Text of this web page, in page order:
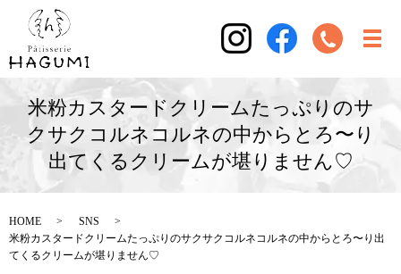
米粉カスタードクリームたっぷりの サ
クサクコルネ コルネの中から とろ〜り
出てくるクリームが 堪りません♡
HOME
SNS
米粉カスタードクリームたっぷりの サクサクコルネ コルネの中から とろ〜り出
てくるクリームが 堪りません♡